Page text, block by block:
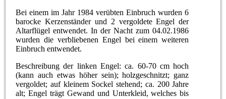
Bei einem im Jahr 1984 verübten Einbruch wurden 6
barocke Kerzenständer und 2 vergoldete Engel der
Altarflügel entwendet. In der Nacht zum 04.02.1986
wurden die verbliebenen Engel bei einem weiteren
Einbruch entwendet.
Beschreibung der linken Engel: ca. 60-70 cm hoch
(kann auch etwas höher sein); holzgeschnitzt; ganz
vergoldet; auf kleinem Sockel stehend; ca. 200 Jahre
alt; Engel trägt Gewand und Unterkleid, welches bis